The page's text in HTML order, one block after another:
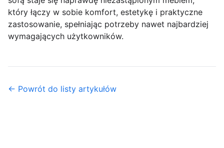
który łączy w sobie komfort, estetykę i praktyczne
zastosowanie, spełniając potrzeby nawet najbardziej
wymagających użytkowników.
← Powrót do listy artykułów